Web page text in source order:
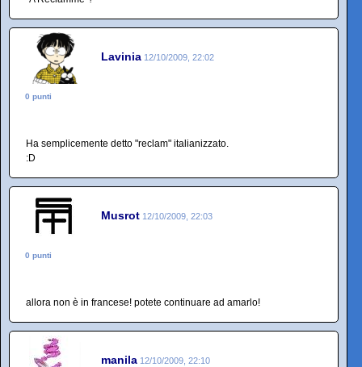
Lavinia 12/10/2009, 22:02
0 punti
Ha semplicemente detto "reclam" italianizzato.
:D
Musrot 12/10/2009, 22:03
0 punti
allora non è in francese! potete continuare ad amarlo!
manila 12/10/2009, 22:10